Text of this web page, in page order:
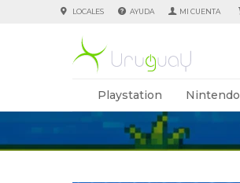
Playstation Nintendo
LOCALES AYUDA